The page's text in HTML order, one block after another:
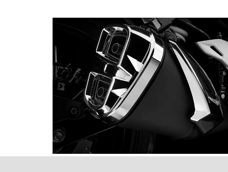
ESCAPE CON DISEÑO DEPORTIVO:
La Gixxer 250 ABS destaca en la ciudad con su
diseño deportivo y detalles elegantes. Su escape
dual ligero añade carácter, mientras que los
acentos cromados aportan un toque de elegancia al